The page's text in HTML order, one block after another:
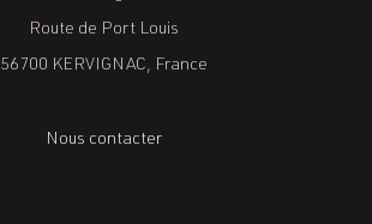
Route de Port Louis
56700 KERVIGNAC, France
Nous contacter